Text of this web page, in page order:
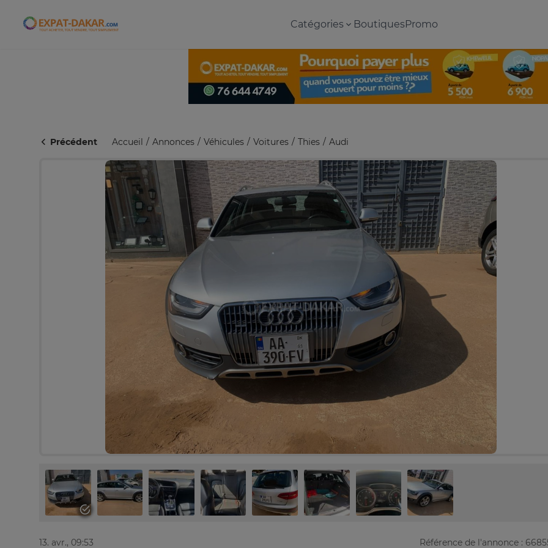
Expat-Dakar Catégories BoutiquesPromo
Précédent Accueil Annonces Véhicules Voitures Thies Audi
13. avr., 09:53 Référence de l'annonce :